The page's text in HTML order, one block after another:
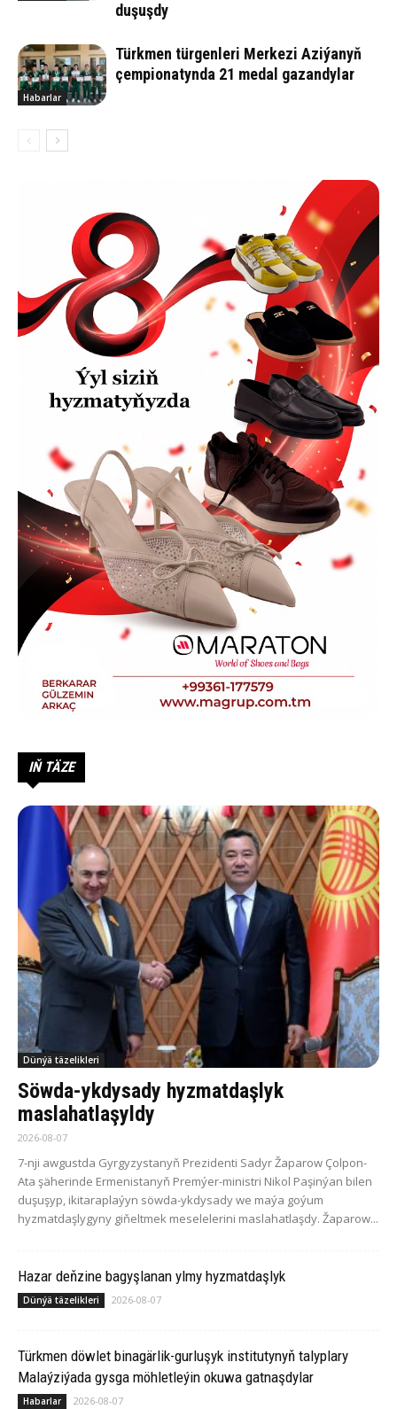
duşuşdy
Habarlar
Türkmen türgenleri Merkezi Aziýanyň
çempionatynda 21 medal gazandylar
IŇ TÄZE
Dünýä täzelikleri
Söwda-ykdysady hyzmatdaşlyk
maslahatlaşyldy
2026-08-07
7-nji awgustda Gyrgyzystanyň Prezidenti Sadyr Žaparow Çolpon-
Ata şäherinde Ermenistanyň Premýer-ministri Nikol Paşinýan bilen
duşuşyp, ikitaraplaýyn söwda-ykdysady we maýa goýum
hyzmatdaşlygyny giňeltmek meselelerini maslahatlaşdy. Žaparow...
Hazar deňzine bagyşlanan ylmy hyzmatdaşlyk
Dünýä täzelikleri 2026-08-07
Türkmen döwlet binagärlik-gurluşyk institutynyň talyplary
Malaýziýada gysga möhletleýin okuwa gatnaşdylar
Habarlar 2026-08-07